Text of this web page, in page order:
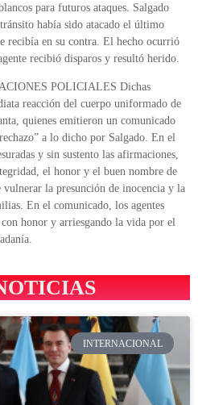
para futuros ataques. Salgado
había sido atacado el último
recibía en su contra. El hecho ocurrió
recibió disparos y resultó herido.
POLICIALES Dichas
reacción del cuerpo uniformado de
quienes emitieron un comunicado
a lo dicho por Salgado. En el
y sin sustento las afirmaciones,
el honor y el buen nombre de
vulnerar la presunción de inocencia y la
En el comunicado, los agentes
honor y arriesgando la vida por el
INTERNACIONAL